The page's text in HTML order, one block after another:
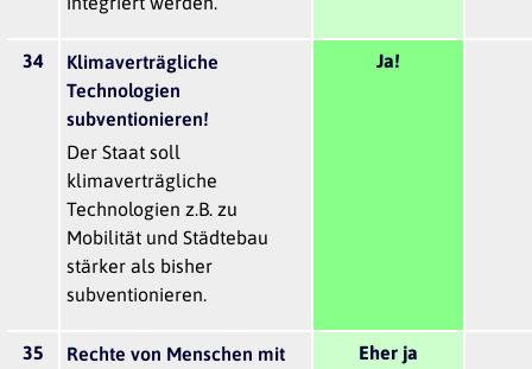
34
Klimaverträgliche
Technologien
subventionieren!
Der Staat soll
klimaverträgliche
Technologien z.B. zu
Mobilität und Städtebau
stärker als bisher
subventionieren.
Ja!
35
Rechte von Menschen mit
Eher ja